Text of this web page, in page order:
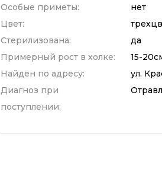
Особые приметы:
нет
Цвет:
Стерилизована:
да
Примерный рост в холке:
15-
Найден по адресу:
ул.
Диагноз при
поступлении: